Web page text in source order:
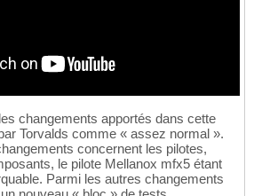
changements apportés dans cette
Torvalds comme « assez normal ».
concernent les pilotes,
le pilote Mellanox mfx5 étant
Parmi les autres changements